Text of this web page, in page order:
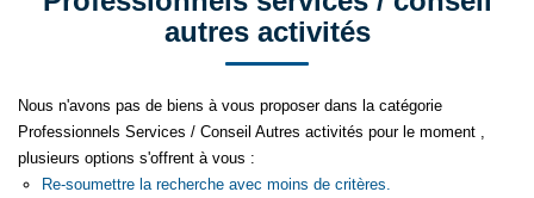
FAIRE GÉRER
NOTRE AGENCE
Qui Sommes Nous
Notre Équipe
Plus de critères
autres activités
Nous n'avons pas de biens à vous proposer dans la catégorie
Professionnels Services / Conseil Autres activités pour le moment ,
plusieurs options s'offrent à vous :
Re-soumettre la recherche avec moins de critères.